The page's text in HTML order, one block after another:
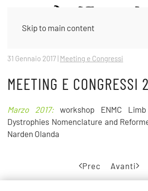
Skip to main content
31 Gennaio 2017| Meeting e Congressi
MEETING E CONGRESSI
Marzo 2017:workshop ENMC Limb
Dystrophies Nomenclature and
Narden Olanda
Prec Avanti